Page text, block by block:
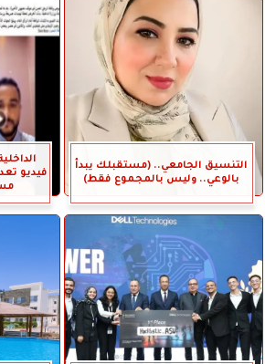
التنسيق الجامعي.. (مستقبلك يبدأ
بالوعي.. وليس بالمجموع فقط)
فيديو